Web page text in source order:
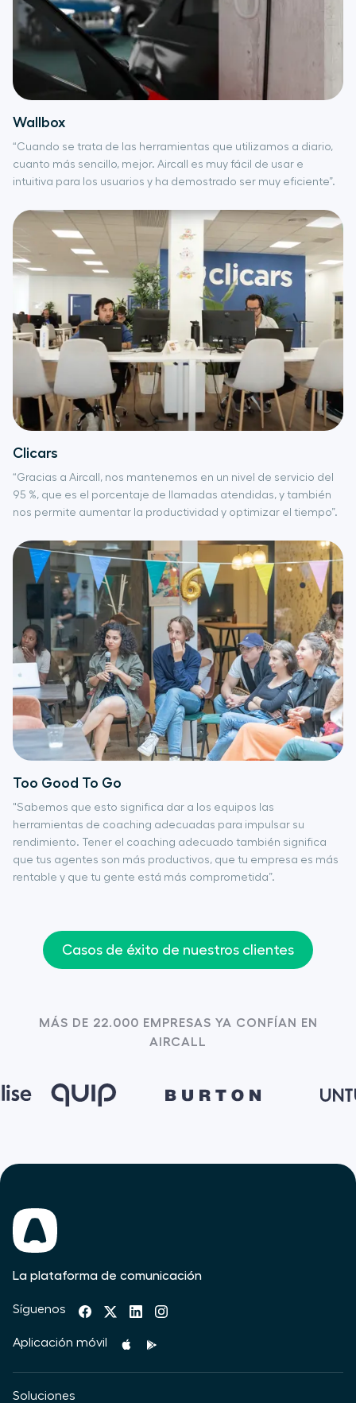
Wallbox
“Cuando se trata de las herramientas que utilizamos a diario,
cuanto más sencillo, mejor. Aircall es muy fácil de usar e
intuitiva para los usuarios y ha demostrado ser muy eficiente”.
Clicars
“Gracias a Aircall, nos mantenemos en un nivel de servicio del
95 %, que es el porcentaje de llamadas atendidas, y también
nos permite aumentar la productividad y optimizar el tiempo”.
Too Good To Go
"Sabemos que esto significa dar a los equipos las
herramientas de coaching adecuadas para impulsar su
rendimiento. Tener el coaching adecuado también significa
que tus agentes son más productivos, que tu empresa es más
rentable y que tu gente está más comprometida”.
Casos de éxito de nuestros clientes
MÁS DE 22.000 EMPRESAS YA CONFÍAN EN
AIRCALL
La plataforma de comunicación
Síguenos
Aplicación móvil
Soluciones